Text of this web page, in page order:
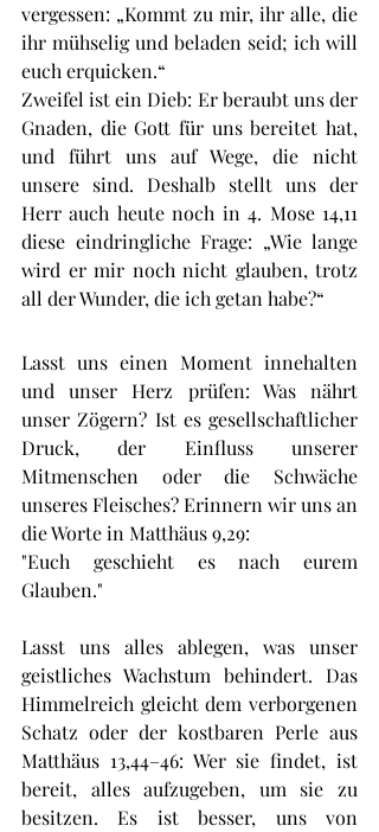
vergessen: „Kommt zu mir, ihr alle, die
ihr mühselig und beladen seid; ich will
euch erquicken.“
Zweifel ist ein Dieb: Er beraubt uns der
Gnaden, die Gott für uns bereitet hat,
und führt uns auf Wege, die nicht
unsere sind. Deshalb stellt uns der
Herr auch heute noch in 4. Mose 14,11
diese eindringliche Frage: „Wie lange
wird er mir noch nicht glauben, trotz
all der Wunder, die ich getan habe?“
Lasst uns einen Moment innehalten
und unser Herz prüfen: Was nährt
unser Zögern? Ist es gesellschaftlicher
Druck, der Einfluss unserer
Mitmenschen oder die Schwäche
unseres Fleisches? Erinnern wir uns an
die Worte in Matthäus 9,29:
"Euch geschieht es nach eurem
Glauben."
Lasst uns alles ablegen, was unser
geistliches Wachstum behindert. Das
Himmelreich gleicht dem verborgenen
Schatz oder der kostbaren Perle aus
Matthäus 13,44–46: Wer sie findet, ist
bereit, alles aufzugeben, um sie zu
besitzen. Es ist besser, uns von